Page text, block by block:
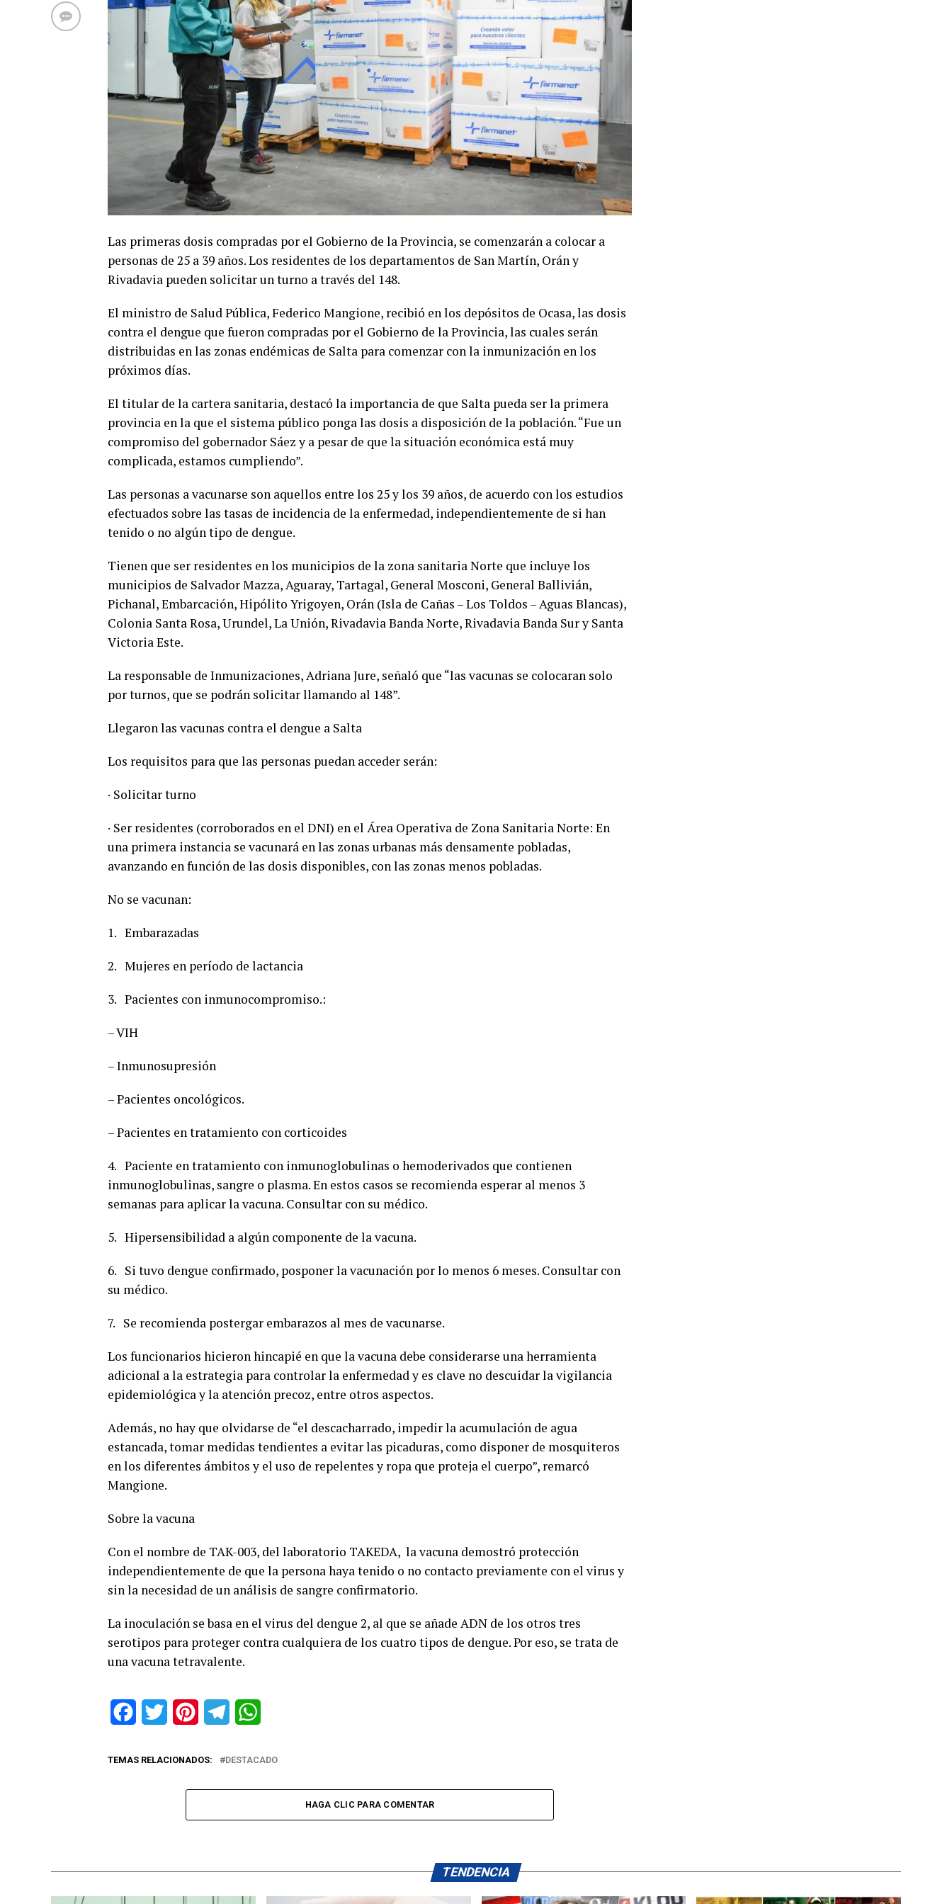
Las primeras dosis compradas por el Gobierno de la Provincia, se comenzarán a colocar a
personas de 25 a 39 años. Los residentes de los departamentos de San Martín, Orán y
Rivadavia pueden solicitar un turno a través del 148.
El ministro de Salud Pública, Federico Mangione, recibió en los depósitos de Ocasa, las dosis
contra el dengue que fueron compradas por el Gobierno de la Provincia, las cuales serán
distribuidas en las zonas endémicas de Salta para comenzar con la inmunización en los
próximos días.
El titular de la cartera sanitaria, destacó la importancia de que Salta pueda ser la primera
provincia en la que el sistema público ponga las dosis a disposición de la población. “Fue un
compromiso del gobernador Sáez y a pesar de que la situación económica está muy
complicada, estamos cumpliendo”.
Las personas a vacunarse son aquellos entre los 25 y los 39 años, de acuerdo con los estudios
efectuados sobre las tasas de incidencia de la enfermedad, independientemente de si han
tenido o no algún tipo de dengue.
Tienen que ser residentes en los municipios de la zona sanitaria Norte que incluye los
municipios de Salvador Mazza, Aguaray, Tartagal, General Mosconi, General Ballivián,
Pichanal, Embarcación, Hipólito Yrigoyen, Orán (Isla de Cañas – Los Toldos – Aguas Blancas),
Colonia Santa Rosa, Urundel, La Unión, Rivadavia Banda Norte, Rivadavia Banda Sur y Santa
Victoria Este.
La responsable de Inmunizaciones, Adriana Jure, señaló que “las vacunas se colocaran solo
por turnos, que se podrán solicitar llamando al 148”.
Llegaron las vacunas contra el dengue a Salta
Los requisitos para que las personas puedan acceder serán:
· Solicitar turno
· Ser residentes (corroborados en el DNI) en el Área Operativa de Zona Sanitaria Norte: En
una primera instancia se vacunará en las zonas urbanas más densamente pobladas,
avanzando en función de las dosis disponibles, con las zonas menos pobladas.
No se vacunan:
1. Embarazadas
2. Mujeres en período de lactancia
3. Pacientes con inmunocompromiso.:
– VIH
– Inmunosupresión
– Pacientes oncológicos.
– Pacientes en tratamiento con corticoides
4. Paciente en tratamiento con inmunoglobulinas o hemoderivados que contienen
inmunoglobulinas, sangre o plasma. En estos casos se recomienda esperar al menos 3
semanas para aplicar la vacuna. Consultar con su médico.
5. Hipersensibilidad a algún componente de la vacuna.
6. Si tuvo dengue confirmado, posponer la vacunación por lo menos 6 meses. Consultar con
su médico.
7. Se recomienda postergar embarazos al mes de vacunarse.
Los funcionarios hicieron hincapié en que la vacuna debe considerarse una herramienta
adicional a la estrategia para controlar la enfermedad y es clave no descuidar la vigilancia
epidemiológica y la atención precoz, entre otros aspectos.
Además, no hay que olvidarse de “el descacharrado, impedir la acumulación de agua
estancada, tomar medidas tendientes a evitar las picaduras, como disponer de mosquiteros
en los diferentes ámbitos y el uso de repelentes y ropa que proteja el cuerpo”, remarcó
Mangione.
Sobre la vacuna
Con el nombre de TAK-003, del laboratorio TAKEDA, la vacuna demostró protección
independientemente de que la persona haya tenido o no contacto previamente con el virus y
sin la necesidad de un análisis de sangre confirmatorio.
La inoculación se basa en el virus del dengue 2, al que se añade ADN de los otros tres
serotipos para proteger contra cualquiera de los cuatro tipos de dengue. Por eso, se trata de
una vacuna tetravalente.
FacebookTwitter PinterestTelegram
TEMAS RELACIONADOS: DESTACADO
HAGA CLIC PARA COMENTAR
TENDENCIA